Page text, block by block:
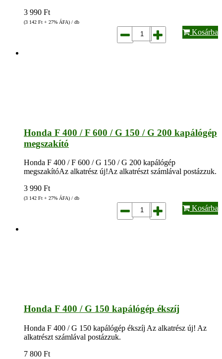
3 990 Ft
(3 142 Ft + 27% ÁFA) / db
Kosárba
Honda F 400 / F 600 / G 150 / G 200 kapálógép
megszakító
Honda F 400 / F 600 / G 150 / G 200 kapálógép
megszakítóAz alkatrész új!Az alkatrészt számlával postázzuk.
3 990 Ft
(3 142 Ft + 27% ÁFA) / db
Kosárba
Honda F 400 / G 150 kapálógép ékszíj
Honda F 400 / G 150 kapálógép ékszíj Az alkatrész új! Az
alkatrészt számlával postázzuk.
7 800 Ft